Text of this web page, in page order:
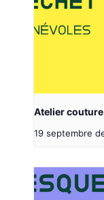
Atelier
19 septembre